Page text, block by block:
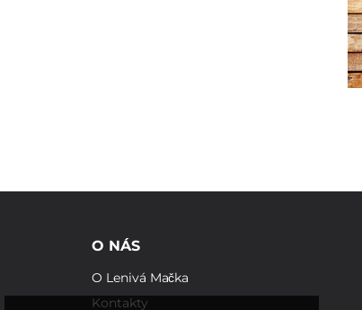
O NÁS
O Lenivá Mačka
Kontakty